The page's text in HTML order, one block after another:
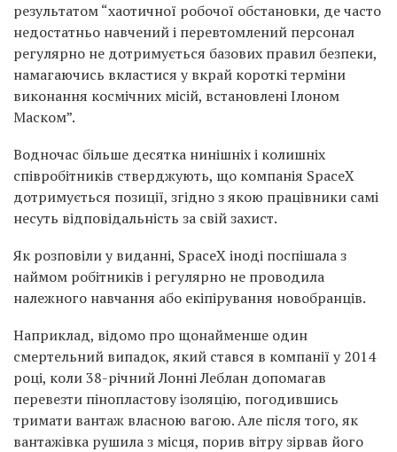
результатом “хаотичної робочої обстановки, де часто
недостатньо навчений і перевтомлений персонал
регулярно не дотримується базових правил безпеки,
намагаючись вкластися у вкрай короткі терміни
виконання космічних місій, встановлені Ілоном
Маском”.
Водночас більше десятка нинішніх і колишніх
співробітників стверджують, що компанія SpaceX
дотримується позиції, згідно з якою працівники самі
несуть відповідальність за свій захист.
Як розповіли у виданні, SpaceX іноді поспішала з
наймом робітників і регулярно не проводила
належного навчання або екіпірування новобранців.
Наприклад, відомо про щонайменше один
смертельний випадок, який стався в компанії у 2014
році, коли 38-річний Лонні Леблан допомагав
перевезти пінопластову ізоляцію, погодившись
тримати вантаж власною вагою. Але після того, як
вантажівка рушила з місця, порив вітру зірвав його